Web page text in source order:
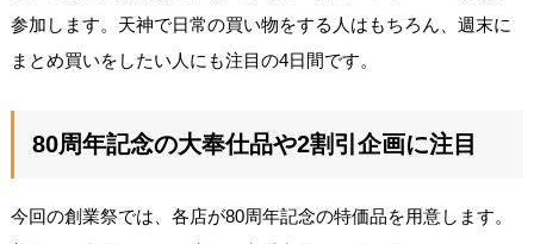
参加します。天神で日常の買い物をする人はもちろん、週末に
まとめ買いをしたい人にも注目の4日間です。
80周年記念の大奉仕品や2割引企画に注目
今回の創業祭では、各店が80周年記念の特価品を用意します。